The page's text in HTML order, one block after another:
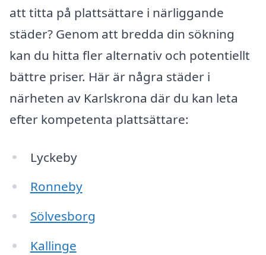
att titta på plattsättare i närliggande
städer? Genom att bredda din sökning
kan du hitta fler alternativ och potentiellt
bättre priser. Här är några städer i
närheten av Karlskrona där du kan leta
efter kompetenta plattsättare:
Lyckeby
Ronneby
Sölvesborg
Kallinge